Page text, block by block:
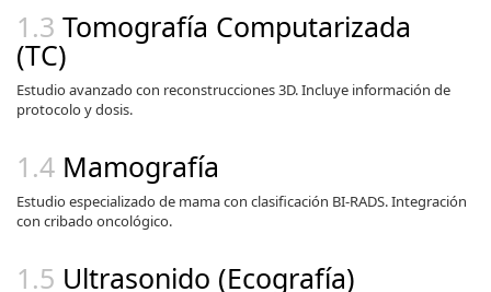
Tomografía Computarizada
(TC)
Estudio avanzado con reconstrucciones 3D. Incluye información de
protocolo y dosis.
Mamografía
Estudio especializado de mama con clasificación BI-RADS. Integración
con cribado oncológico.
Ultrasonido (Ecografía)